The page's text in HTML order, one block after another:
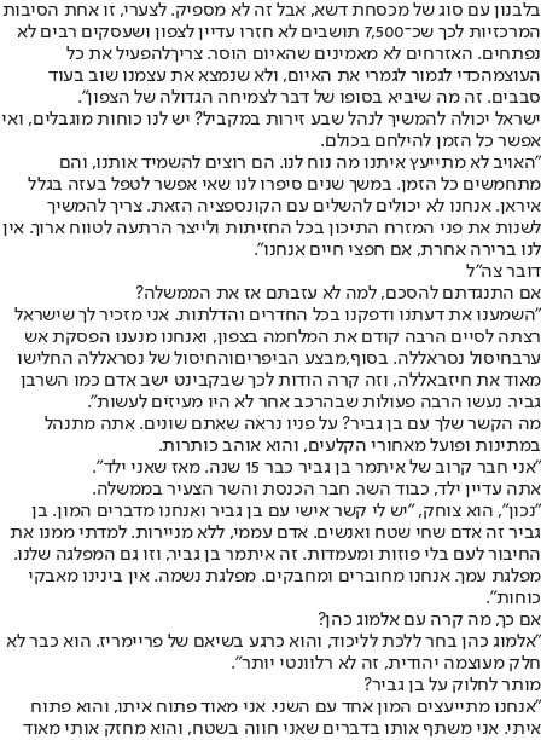
בלבנון עם סוג של מכסחת דשא, אבל זה לא מספיק. לצערי, זו אחת הסיבות
המרכזיות לכך שכ־7,500 תושבים לא חזרו עדיין לצפון ושעסקים רבים לא
נפתחים. האזרחים לא מאמינים שהאיום הוסר. צריךלהפעיל את כל
העוצמהכדי לגמור לגמרי את האיום, ולא שנמצא את עצמנו שוב בעוד
סבבים. זה מה שיביא בסופו של דבר לצמיחה הגדולה של הצפון".
ישראל יכולה להמשיך לנהל שבע זירות במקביל? יש לנו כוחות מוגבלים, ואי
אפשר כל הזמן להילחם בכולם.
"האויב לא מתייעץ איתנו מה נוח לנו. הם רוצים להשמיד אותנו, והם
מתחמשים כל הזמן. במשך שנים סיפרו לנו שאי אפשר לטפל בעזה בגלל
איראן. אנחנו לא יכולים להשלים עם הקונספציה הזאת. צריך להמשיך
לשנות את פני המזרח התיכון בכל החזיתות ולייצר הרתעה לטווח ארוך. אין
לנו ברירה אחרת, אם חפצי חיים אנחנו".
דובר צה"ל
אם התנגדתם להסכם, למה לא עזבתם אז את הממשלה?
"השמענו את דעתנו ודפקנו בכל החדרים והדלתות. אני מזכיר לך שישראל
רצתה לסיים הרבה קודם את המלחמה בצפון, ואנחנו מנענו הפסקת אש
ערבחיסול נסראללה. בסוף,מבצע הביפריםוהחיסול של נסראללה החלישו
מאוד את חיזבאללה, וזה קרה הודות לכך שבקבינט ישב אדם כמו השרבן
גביר. נעשו הרבה פעולות שבהרכב אחר לא היו מעיזים לעשות".
מה הקשר שלך עם בן גביר? על פניו נראה שאתם שונים. אתה מתנהל
במתינות ופועל מאחורי הקלעים, והוא אוהב כותרות.
"אני חבר קרוב של איתמר בן גביר כבר 15 שנה. מאז שאני ילד".
אתה עדיין ילד, כבוד השר. חבר הכנסת והשר הצעיר בממשלה.
"נכון", הוא צוחק, "יש לי קשר אישי עם בן גביר ואנחנו מדברים המון. בן
גביר זה אדם שחי שטח ואנשים. אדם עממי, ללא מניירות. למדתי ממנו את
החיבור לעם בלי פוזות ומעמדות. זה איתמר בן גביר, וזו גם המפלגה שלנו.
מפלגת עמך. אנחנו מחוברים ומחבקים. מפלגת נשמה. אין בינינו מאבקי
כוחות".
אם כך, מה קרה עם אלמוג כהן?
"אלמוג כהן בחר ללכת לליכוד, והוא כרגע בשיאם של פריימריז. הוא כבר לא
חלק מעוצמה יהודית, זה לא רלוונטי יותר".
מותר לחלוק על בן גביר?
"אנחנו מתייעצים המון אחד עם השני. אני מאוד פתוח איתו, והוא פתוח
איתי. אני משתף אותו בדברים שאני חווה בשטח, והוא מחזק אותי מאוד